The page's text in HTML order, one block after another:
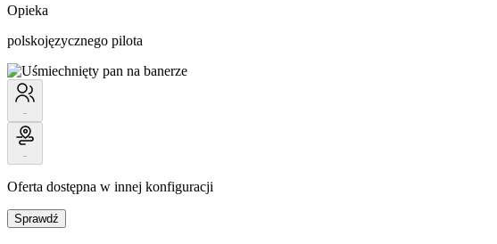
Opieka
polskojęzycznego pilota
-
-
Oferta dostępna w innej konfiguracji
Sprawdź